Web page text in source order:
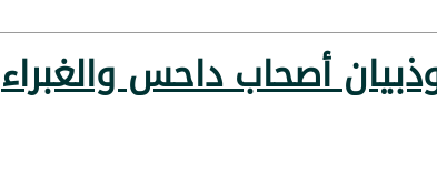
أصحاب داحس والغبراء